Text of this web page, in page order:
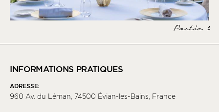
Partie 1
INFORMATIONS PRATIQUES
ADRESSE:
960 Av. du Léman, 74500 Évian-les-Bains, France